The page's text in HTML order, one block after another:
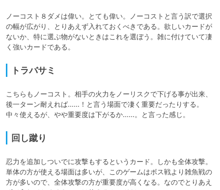
ノーコスト８ダメは偉い。とても偉い。ノーコストと言う訳で選択
の幅が広がり、とりあえず入れておくべきである。欲しいカードが
ないか、特に選ぶ物がないときはこれを選ぼう。雑に付けていて凄
く強いカードである。
トラバサミ
こちらもノーコスト。相手の火力をノーリスクで下げる事が出来、
後一ターン耐えれば……！と言う場面で凄く重要だったりする。
中々使えるが、やや重要度は下がるか……。と言った感じ。
回し蹴り
忍力を追加しついでに攻撃もするというカード。しかも全体攻撃。
単体の方が使える場面は多いが、このゲームはボス戦より雑魚戦の
方が多いので、全体攻撃の方が重要度が高くなる。なのでとりあえ